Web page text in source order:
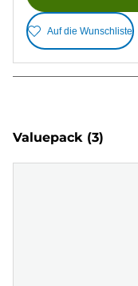
Auf die Wunschliste
Valuepack (3)